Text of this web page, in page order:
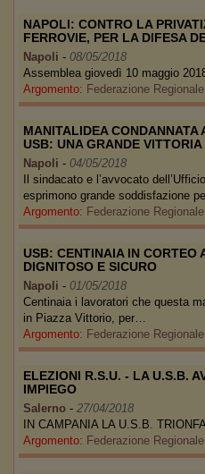
NAPOLI: CONTRO LA
FERROVIE, PER LA DIFESA
Napoli - 08/05/2018
Assemblea giovedì 10 maggio
Argomento: Federazione Regionale
MANITALIDEA CONDANNATA
USB: UNA GRANDE VITTORIA
Napoli - 04/05/2018
Il sindacato e l’avvocato
esprimono grande soddisfazione
Argomento: Federazione Regionale
USB: CENTINAIA IN CORTEO
DIGNITOSO E SICURO
Napoli - 01/05/2018
Centinaia i lavoratori che questa
in Piazza Vittorio, per…
Argomento: Federazione Regionale
ELEZIONI R.S.U. - LA U.S.B.
IMPIEGO
Salerno - 27/04/2018
IN CAMPANIA LA U.S.B.
Argomento: Federazione Regionale